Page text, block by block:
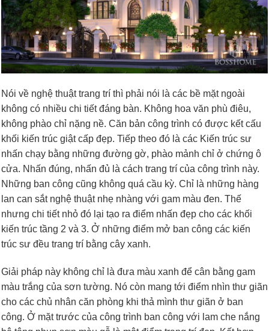
Nói về nghệ thuật trang trí thì phải nói là các bề mặt ngoài
không có nhiều chi tiết đáng bàn. Không hoa văn phù điêu,
không phào chỉ nặng nề. Căn bản công trình có được kết cấu
khối kiến trúc giật cấp đẹp. Tiếp theo đó là các Kiến trúc sư
nhấn chạy bằng những đường gờ, phào mảnh chỉ ở chứng ô
cửa. Nhấn đúng, nhấn đủ là cách trang trí của công trình này.
Những ban công cũng không quá cầu kỳ. Chỉ là những hàng
lan can sắt nghệ thuật nhẹ nhàng với gam màu đen. Thế
nhưng chi tiết nhỏ đó lại tạo ra điểm nhấn đẹp cho các khối
kiến trúc tầng 2 và 3. Ở những điểm mở ban công các kiến
trúc sư đều trang trí bằng cây xanh.
Giải pháp này không chỉ là đưa màu xanh để cân bằng gam
màu trắng của sơn tường. Nó còn mang tới điểm nhìn thư giãn
cho các chủ nhân căn phòng khi thả mình thư giãn ở ban
công. Ở mặt trước của công trình ban công với lam che nắng